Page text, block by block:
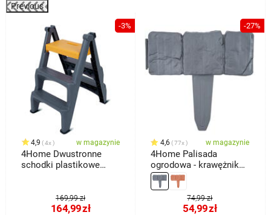
Previous
-3%
4,9 4x w magazynie
4Home Dwustronne
schodki plastikowe
169,99 zł
164,99zł
-27%
4,6 77x w magazynie
4Home Palisada
ogrodowa - krawężnik
Stone, 2,5 m
74,99 zł
54,99zł